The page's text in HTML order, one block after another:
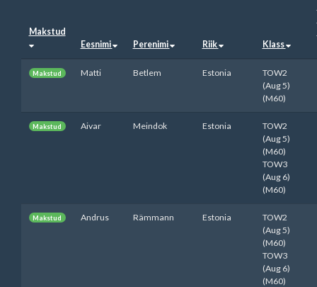
Makstud
Eesnimi
Perenimi Riik Klass
Makstud Matti Betlem Estonia
TOW2
(Aug 5)
(M60)
Makstud Aivar Meindok Estonia
TOW2
(Aug 5)
(M60)
TOW3
(Aug 6)
(M60)
Makstud Andrus Rämmann Estonia
TOW2
(Aug 5)
(M60)
TOW3
(Aug 6)
(M60)